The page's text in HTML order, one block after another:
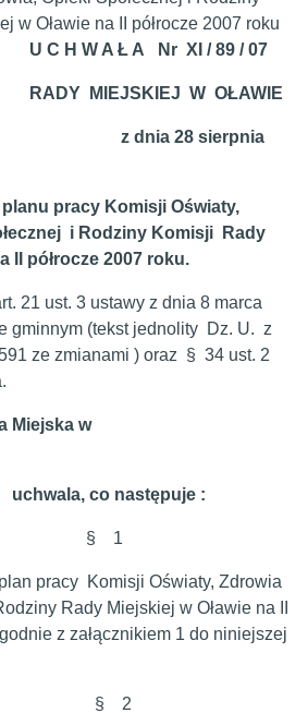
w Oławie na II półrocze 2007 roku
U C H W A Ł A Nr XI / 89 / 07
RADY MIEJSKIEJ W OŁAWIE
28 sierpnia
pracy Komisji Oświaty,
i Rodziny Komisji Rady
II półrocze 2007 roku.
ust. 3 ustawy z dnia 8 marca
gminnym (tekst jednolity Dz. U. z
ze zmianami ) oraz § 34 ust. 2
Miejska w
następuje :
1
pracy Komisji Oświaty, Zdrowia
Rady Miejskiej w Oławie na II
z załącznikiem 1 do niniejszej
2